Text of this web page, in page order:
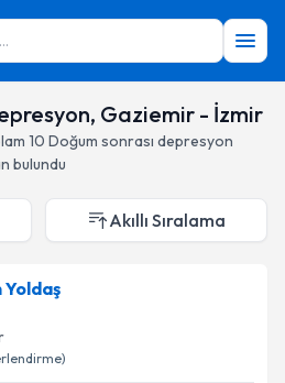
Gaziemir - İzmir
10 Doğum sonrası depresyon
bulundu
Akıllı Sıralama
Yoldaş